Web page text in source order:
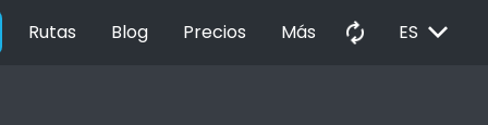
Rutas Blog Precios Más autorenew ES EXPAND_MORE